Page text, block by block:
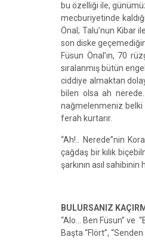
bu özelliği ile,
mecburiyetinde
Önal; Talu’nun Kibar
son diske
Füsun Önal’ın, 70
sıralanmış bütün
ciddiye almaktan
bilen olsa ah
nağmelenmeniz belki
ferah kurtarır.
“Ah!.. Nerede”nin
çağdaş bir kılık
şarkının asıl
BULURSANIZ
“Alo… Ben Füsun” ve
Başta “Flört”,